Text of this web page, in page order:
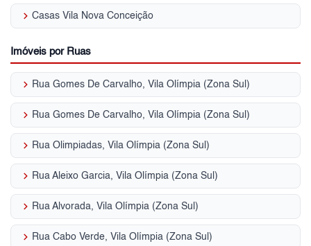
keyboard_arrow_right Casas Vila Nova Conceição
Imóveis por Ruas
keyboard_arrow_right Rua Gomes De Carvalho, Vila Olímpia (Zona Sul)
keyboard_arrow_right Rua Gomes De Carvalho, Vila Olímpia (Zona Sul)
keyboard_arrow_right Rua Olimpiadas, Vila Olímpia (Zona Sul)
keyboard_arrow_right Rua Aleixo Garcia, Vila Olímpia (Zona Sul)
keyboard_arrow_right Rua Alvorada, Vila Olímpia (Zona Sul)
keyboard_arrow_right Rua Cabo Verde, Vila Olímpia (Zona Sul)